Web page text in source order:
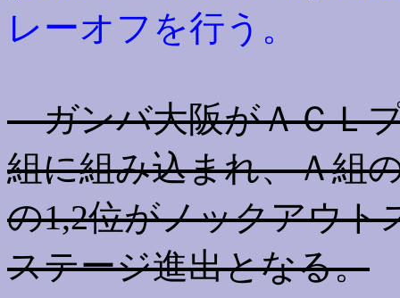
レーオフを行う。
ガンバ大阪がＡＣＬ
組に組み込まれ、Ａ組
の1,2位がノックアウト
ステージ進出となる。